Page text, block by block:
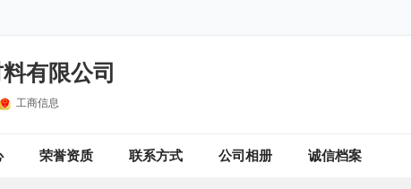
有限公司
工商信息
荣誉资质 联系方式 公司相册 诚信档案